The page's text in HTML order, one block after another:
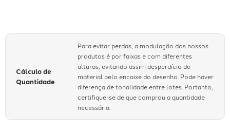
Cálculo de
Quantidade
Para evitar perdas, a modulação dos nossos
produtos é por faixas e com diferentes
alturas, evitando assim desperdício de
material pelo encaixe do desenho. Pode haver
diferença de tonalidade entre lotes. Portanto,
certifique-se de que comprou a quantidade
necessária.